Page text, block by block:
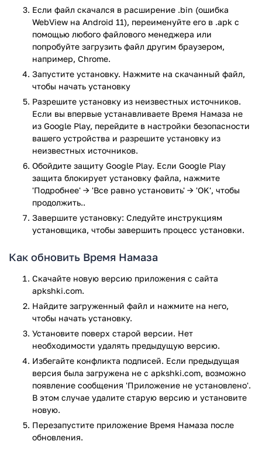
прочего, доступны готовые варианты. Требуется только
указать населенный пункт.
Важный нюанс. Необходимо разрешить приложению
работать в режиме ожидания. Сказанное настраивается в
меню "Безопасность" или "Энергосбережение".
Подключение к Интернету тоже обязательно.
Приложение Время Намаза прошло проверку антивирусом
VirusTotal. В результате проверки по всем последним
сигнатурам заражения файлов не выявлено.
Если файл скачался в расширение .bin (ошибка
WebView на Android 11), переименуйте его в .apk с
помощью любого файлового менеджера или
попробуйте загрузить файл другим браузером,
например, Chrome.
Запустите установку. Нажмите на скачанный файл,
чтобы начать установку
Разрешите установку из неизвестных источников.
Если вы впервые устанавливаете Время Намаза не
из Google Play, перейдите в настройки безопасности
вашего устройства и разрешите установку из
неизвестных источников.
Обойдите защиту Google Play. Если Google Play
защита блокирует установку файла, нажмите
'Подробнее' → 'Все равно установить' → 'OK', чтобы
продолжить..
Завершите установку: Следуйте инструкциям
установщика, чтобы завершить процесс установки.
Как обновить Время Намаза
Скачайте новую версию приложения с сайта
apkshki.com.
Найдите загруженный файл и нажмите на него,
чтобы начать установку.
Установите поверх старой версии. Нет
необходимости удалять предыдущую версию.
Избегайте конфликта подписей. Если предыдущая
версия была загружена не с apkshki.com, возможно
появление сообщения 'Приложение не установлено'.
В этом случае удалите старую версию и установите
новую.
Перезапустите приложениe Время Намаза после
обновления.